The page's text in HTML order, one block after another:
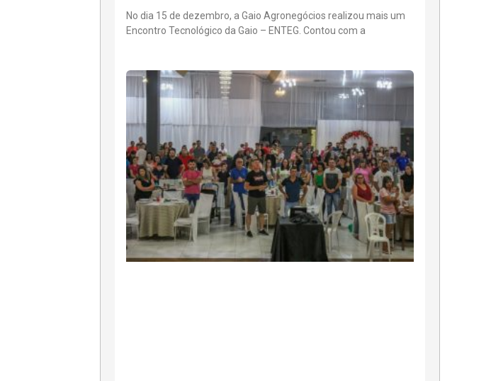
No dia 15 de dezembro, a Gaio Agronegócios realizou mais um
Encontro Tecnológico da Gaio – ENTEG. Contou com a